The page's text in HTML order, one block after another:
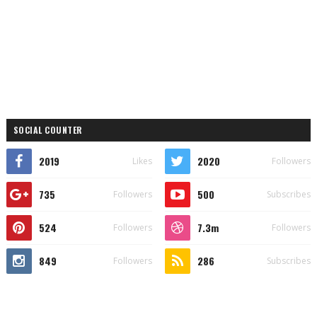
SOCIAL COUNTER
2019 Likes 2020 Followers
735 Followers 500 Subscribes
524 Followers 7.3m Followers
849 Followers 286 Subscribes